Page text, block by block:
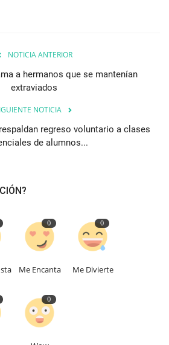
NOTICIA ANTERIOR
a hermanos que se mantenían
extraviados
NOTICIA
regreso voluntario a clases
de alumnos...
0
Me Encanta
0
Me Divierte
0